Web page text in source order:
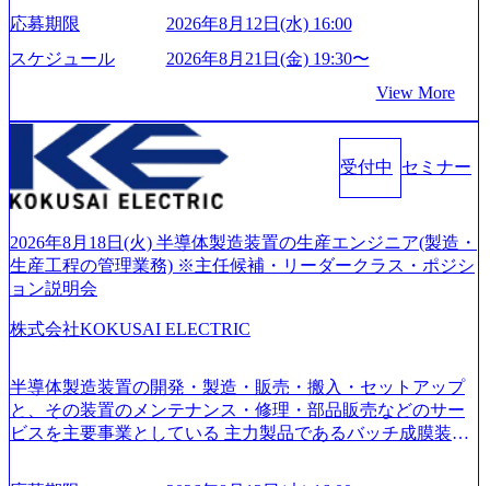
界セミナーを実施しています。 ●前回開催時のアンケート
ージのぼんやりしていた部分が明確になりました」「業界
の全体感や実際に働いていらっしゃる方の体感的なお話を
旅行事業の内容とビジネスモデル/今後の構想・事業展開/入
社後のキャリアパス ・質疑応答(20分) オンライン (Google M
eet) ・営業・マーケティングなど、ビジネスサイドでのキャ
リアを検討されている方 ・転職を具体的に決めてはいない
が、情報収集を進めたい段階の方 ・東京・大阪での勤務を
希望される方
い」という想いの下で立ち上げた新鋭ファーム テクノロジ
ーがビジネスの成功に大きな影響力を持つDX時代におい
て、20年以上にわたってFintech業界を中心に最先端テクノ
つ、あらゆる業種・業界のクライアントの企業価値の最大
化を支援するために、戦略策定、組織改革、人材育成、業
務改善、実行支援などのコンサルティングサービスを一気
通貫で提供するのが特徴（いわゆる総合コンサルティング
ファーム） 社名の由来は”DXエリアにSpir（槍）を指して
ていく”という位置づけ 一昔前は金融が強い企業として認知
されていたが、現在金融の売上割合は全体の3割。現在はTo
C事業を始め、パブリック、製造業、通信、エンタメ、教
はあるが、社員の興味のある分野やスキルを活用したいな
着けたい方でも幅広に経験を積みたい方でも、キャリア形
成が柔軟に可能な環境である。 https://storage.googleapis.com/
our-vision-production.appspot.com/public/images/20240925204135
_93b1bff3-f71c-4bc9-8bd9-72a8a4826007_1200x554.webp https://
応募期限
2026年8月12日(水) 16:00
スケジュール
2026年8月21日(金) 19:30〜
View More
受付中 セミナー
2026年8月18日(火) 半導体製造装置の生産エンジニア(製造・
生産工程の管理業務) ※主任候補・リーダークラス・ポジシ
ョン説明会
株式会社KOKUSAI ELECTRIC
半導体製造装置の開発・製造・販売・搬入・セットアップ
と、その装置のメンテナンス・修理・部品販売などのサー
ビスを主要事業としている 主力製品であるバッチ成膜装置
世界トップクラスのシェアを有している 技術と対話を通じ